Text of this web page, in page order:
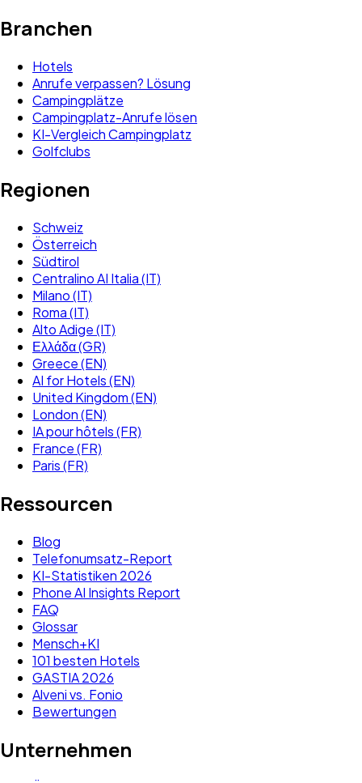
Branchen
Hotels
Anrufe verpassen? Lösung
Campingplätze
Campingplatz-Anrufe lösen
KI-Vergleich Campingplatz
Golfclubs
Regionen
Schweiz
Österreich
Südtirol
Centralino AI Italia (IT)
Milano (IT)
Roma (IT)
Alto Adige (IT)
Ελλάδα (GR)
Greece (EN)
AI for Hotels (EN)
United Kingdom (EN)
London (EN)
IA pour hôtels (FR)
France (FR)
Paris (FR)
Ressourcen
Blog
Telefonumsatz-Report
KI-Statistiken 2026
Phone AI Insights Report
FAQ
Glossar
Mensch+KI
101 besten Hotels
GASTIA 2026
Alveni vs. Fonio
Bewertungen
Unternehmen